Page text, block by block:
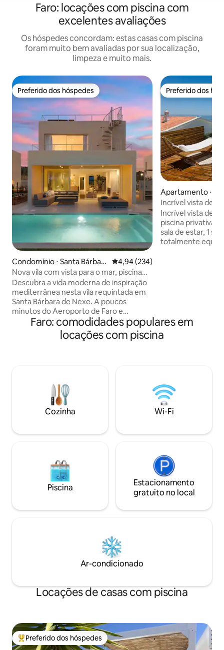
Faro: locações com piscina com
excelentes avaliações
Os hóspedes concordam: estas casas com piscina
foram muito bem avaliadas por sua localização,
limpeza e muito mais.
Preferido dos hóspedes
Preferido dos hóspedes
Condomínio ⋅ Santa Bárbara
de Nexe
4,94 de uma avaliação média de
4,94 (234)
Nova vila com vista para o mar, piscina
aquecida, jacuzzi no terraço
Descubra a vida moderna de inspiração
mediterrânea nesta vila requintada em
Santa Bárbara de Nexe. A poucos
minutos do Aeroporto de Faro e
Almancil, este retiro sereno oferece
uma piscina aquecida, jacuzzi no
telhado, sala de estar interna e externa,
memorável com trilhas para
caminhadas, vistas para o campo e
acesso a praias, campos de golfe, lojas e
restaurantes. Envie-nos uma
Preferido dos
Preferido dos
Apartamento ⋅
Olhos de Água
Incrível vista de
privada aquecida
Incrível vista de
piscina privativa
sala de estar, 1
totalmente
metros. A 4
apartamento é no
uma vila algarvia
Faro: comodidades populares em
locações com piscina
Cozinha Wi-Fi
Piscina
Estacionamento
gratuito no local
Ar-condicionado
Locações de casas com piscina
Entre os melhores preferidos dos hóspedes
Preferido dos hóspedes